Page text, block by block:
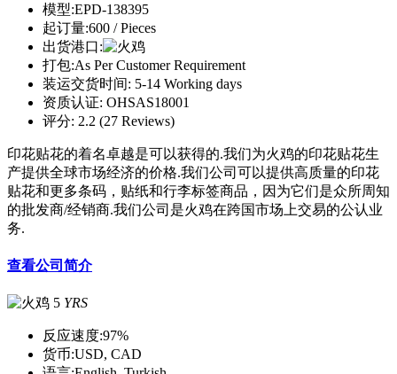
模型:EPD-138395
起订量:600 / Pieces
出货港口:
打包:As Per Customer Requirement
装运交货时间: 5-14 Working days
资质认证: OHSAS18001
评分: 2.2 (27 Reviews)
印花贴花的着名卓越是可以获得的.我们为火鸡的印花贴花生
产提供全球市场经济的价格.我们公司可以提供高质量的印花
贴花和更多条码，贴纸和行李标签商品，因为它们是众所周知
的批发商/经销商.我们公司是火鸡在跨国市场上交易的公认业
务.
查看公司简介
5 YRS
反应速度:97%
货币:USD, CAD